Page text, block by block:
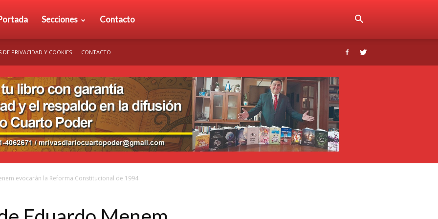
Secciones Contacto
DE PRIVACIDAD Y COOKIES CONTACTO
evocarán la Reforma Constitucional de 1994